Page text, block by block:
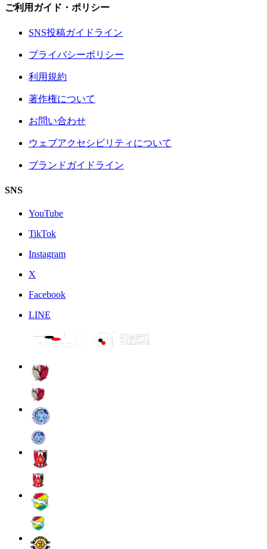
ご利用ガイド・ポリシー
SNS投稿ガイドライン
プライバシーポリシー
利用規約
著作権について
お問い合わせ
ウェブアクセシビリティについて
ブランドガイドライン
SNS
YouTube
TikTok
Instagram
X
Facebook
LINE